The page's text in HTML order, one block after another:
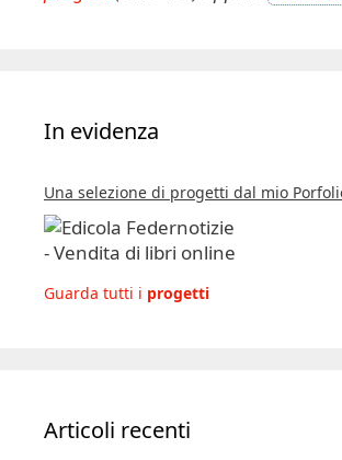
In evidenza
Una selezione di progetti dal mio
Guarda tutti i progetti
Articoli recenti